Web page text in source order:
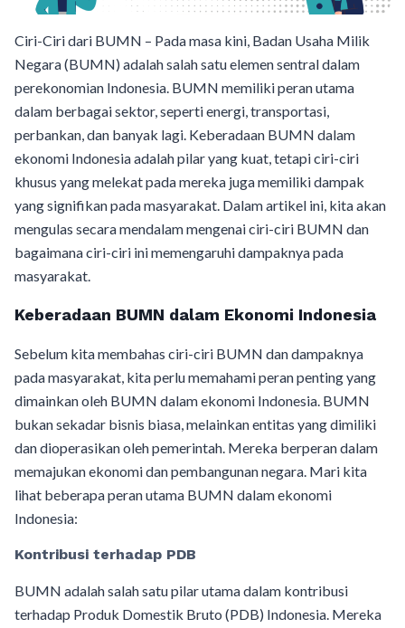
Ciri-Ciri dari BUMN – Pada masa kini, Badan Usaha Milik
Negara (BUMN) adalah salah satu elemen sentral dalam
perekonomian Indonesia. BUMN memiliki peran utama
dalam berbagai sektor, seperti energi, transportasi,
perbankan, dan banyak lagi. Keberadaan BUMN dalam
ekonomi Indonesia adalah pilar yang kuat, tetapi ciri-ciri
khusus yang melekat pada mereka juga memiliki dampak
yang signifikan pada masyarakat. Dalam artikel ini, kita akan
mengulas secara mendalam mengenai ciri-ciri BUMN dan
bagaimana ciri-ciri ini memengaruhi dampaknya pada
masyarakat.
Keberadaan BUMN dalam Ekonomi Indonesia
Sebelum kita membahas ciri-ciri BUMN dan dampaknya
pada masyarakat, kita perlu memahami peran penting yang
dimainkan oleh BUMN dalam ekonomi Indonesia. BUMN
bukan sekadar bisnis biasa, melainkan entitas yang dimiliki
dan dioperasikan oleh pemerintah. Mereka berperan dalam
memajukan ekonomi dan pembangunan negara. Mari kita
lihat beberapa peran utama BUMN dalam ekonomi
Indonesia:
Kontribusi terhadap PDB
BUMN adalah salah satu pilar utama dalam kontribusi
terhadap Produk Domestik Bruto (PDB) Indonesia. Mereka